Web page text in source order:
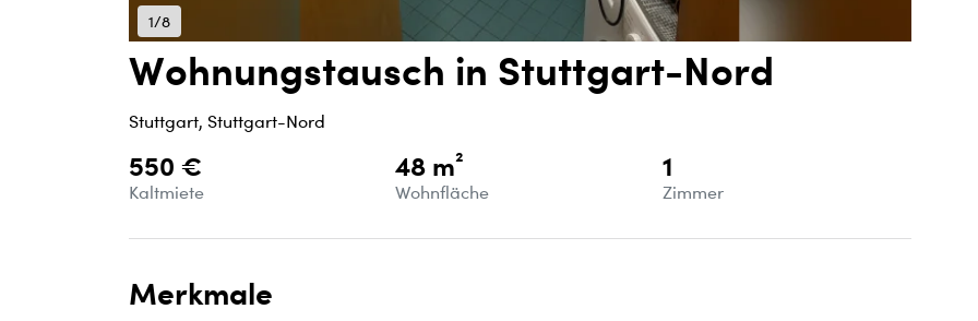
1/8
Wohnungstausch in Stuttgart-Nord
Stuttgart, Stuttgart-Nord
550 €
Kaltmiete
48 m²
Wohnfläche
1
Zimmer
Merkmale